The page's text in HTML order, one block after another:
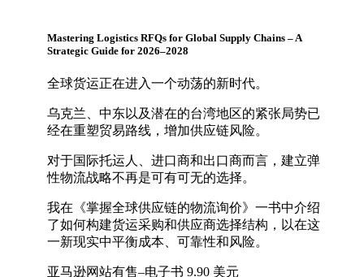
Mastering Logistics RFQs for Global Supply Chains – A
Strategic Guide for 2026–2028
全球货运正在进入一个动荡的新时代。
乌克兰、中东以及潜在的台湾地区的紧张局势已
经在重塑贸易路线，增加供应链风险。
对于国际托运人、进口商和出口商而言，建立弹
性物流战略不再是可有可无的选择。
我在《掌握全球供应链的物流询价》一书中介绍
了如何构建货运采购和供应商选择结构，以在这
一新现实中平衡成本、可靠性和风险。
亚马逊网站有售–电子书 9.90 美元